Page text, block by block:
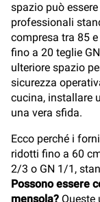
spazio può
professionali
compresa tra 85
fino a 20 teglie
ulteriore spazio
sicurezza
cucina, installare
una vera sfida.
Ecco perché i
ridotti fino a 60
2/3 o GN 1/1,
Possono essere
mensola? Queste